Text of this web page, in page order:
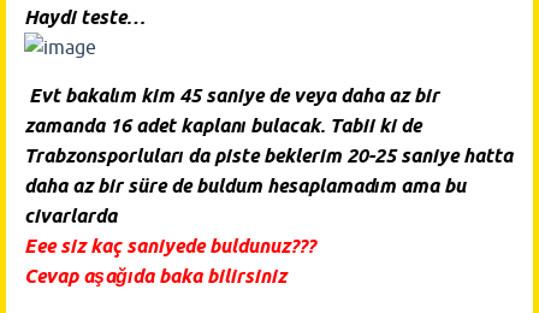
Haydi teste…
Evt bakalım kim 45 saniye de veya daha az bir
zamanda 16 adet kaplanı bulacak. Tabii ki de
Trabzonsporluları da piste beklerim 20-25 saniye hatta
daha az bir süre de buldum hesaplamadım ama bu
civarlarda
Eee siz kaç saniyede buldunuz???
Cevap aşağıda baka bilirsiniz